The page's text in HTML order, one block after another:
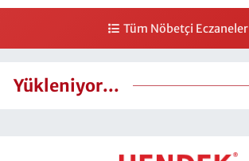
Tüm Nöbetçi Eczaneler
Yükleniyor...